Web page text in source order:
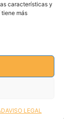
características y
más
AVISO LEGAL